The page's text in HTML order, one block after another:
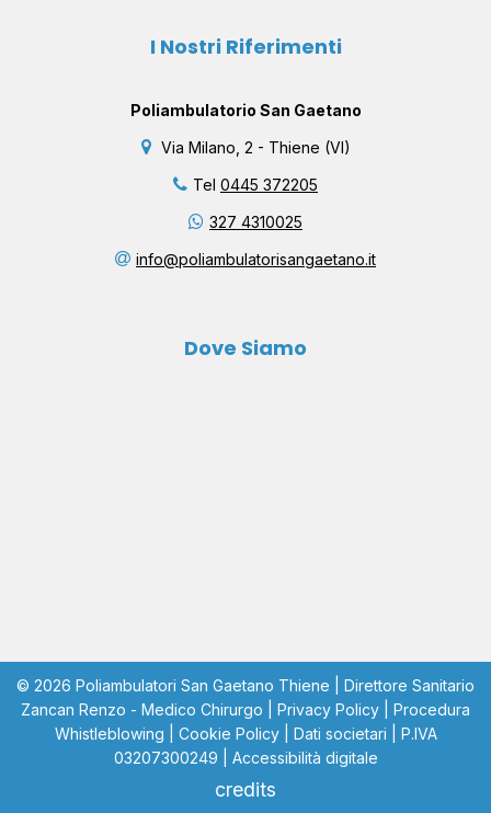
I Nostri Riferimenti
Poliambulatorio San Gaetano
Via Milano, 2 - Thiene (VI)
Tel 0445 372205
327 4310025
info@poliambulatorisangaetano.it
Dove Siamo
© 2026 Poliambulatori San Gaetano Thiene | Direttore Sanitario
Zancan Renzo - Medico Chirurgo | Privacy Policy
Procedura
Whistleblowing
Cookie Policy| Dati societari | P.IVA
03207300249 | Accessibilità digitale
credits